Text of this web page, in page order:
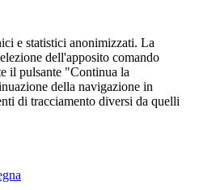
e statistici anonimizzati. La
dell'apposito comando
il pulsante "Continua la
della navigazione in
di tracciamento diversi da quelli